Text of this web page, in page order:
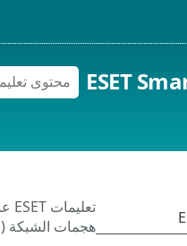
ESET
تعليمات ESET عبر الإنترنت
هجمات الشبكة (IDS)